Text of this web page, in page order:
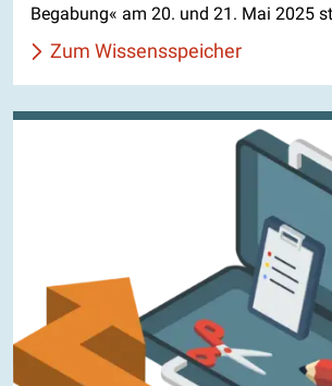
Begabung« am 20. und 21. Mai 2025
Zum Wissensspeicher